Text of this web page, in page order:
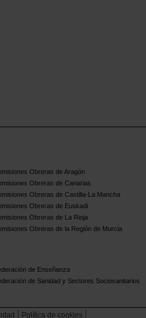
Obreras de Aragón
Obreras de Canarias
Obreras de Castilla-La Mancha
Obreras de Euskadi
Obreras de La Rioja
Obreras de la Región de Murcia
de Enseñanza
de Sanidad y Sectores Sociosanitarios
Política de cookies